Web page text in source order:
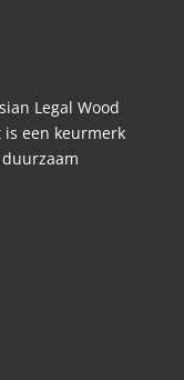
Legal Wood
is een keurmerk